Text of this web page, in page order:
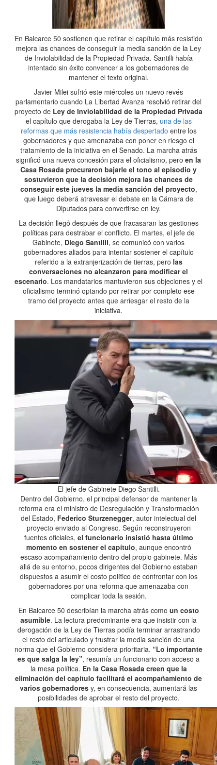
En Balcarce 50 sostienen que retirar el capítulo más resistido
mejora las chances de conseguir la media sanción de la Ley
de Inviolabilidad de la Propiedad Privada. Santilli había
intentado sin éxito convencer a los gobernadores de
mantener el texto original.
Javier Milei sufrió este miércoles un nuevo revés
parlamentario cuando La Libertad Avanza resolvió retirar del
proyecto de Ley de Inviolabilidad de la Propiedad Privada
el capítulo que derogaba la Ley de Tierras, una de las
reformas que más resistencia había despertado entre los
gobernadores y que amenazaba con poner en riesgo el
tratamiento de la iniciativa en el Senado. La marcha atrás
significó una nueva concesión para el oficialismo, pero en la
Casa Rosada procuraron bajarle el tono al episodio y
sostuvieron que la decisión mejora las chances de
conseguir este jueves la media sanción del proyecto,
que luego deberá atravesar el debate en la Cámara de
Diputados para convertirse en ley.
La decisión llegó después de que fracasaran las gestiones
políticas para destrabar el conflicto. El martes, el jefe de
Gabinete, Diego Santilli, se comunicó con varios
gobernadores aliados para intentar sostener el capítulo
referido a la extranjerización de tierras, pero las
conversaciones no alcanzaron para modificar el
escenario. Los mandatarios mantuvieron sus objeciones y el
oficialismo terminó optando por retirar por completo ese
tramo del proyecto antes que arriesgar el resto de la
iniciativa.
El jefe de Gabinete Diego Santilli.
Dentro del Gobierno, el principal defensor de mantener la
reforma era el ministro de Desregulación y Transformación
del Estado, Federico Sturzenegger, autor intelectual del
proyecto enviado al Congreso. Según reconstruyeron
fuentes oficiales, el funcionario insistió hasta último
momento en sostener el capítulo, aunque encontró
escaso acompañamiento dentro del propio gabinete. Más
allá de su entorno, pocos dirigentes del Gobierno estaban
dispuestos a asumir el costo político de confrontar con los
gobernadores por una reforma que amenazaba con
complicar toda la sesión.
En Balcarce 50 describían la marcha atrás como un costo
asumible. La lectura predominante era que insistir con la
derogación de la Ley de Tierras podía terminar arrastrando
el resto del articulado y frustrar la media sanción de una
norma que el Gobierno considera prioritaria. “Lo importante
es que salga la ley”, resumía un funcionario con acceso a
la mesa política. En la Casa Rosada creen que la
eliminación del capítulo facilitará el acompañamiento de
varios gobernadores y, en consecuencia, aumentará las
posibilidades de aprobar el resto del proyecto.